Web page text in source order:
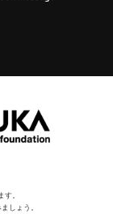
。
しょう。